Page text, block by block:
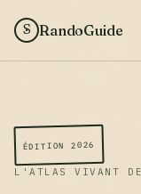
S RandoGuide
ÉDITION 2026
L'ATLAS VIVANT